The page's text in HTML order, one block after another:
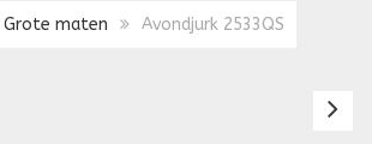
Grote maten Avondjurk 2533QS